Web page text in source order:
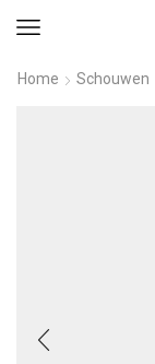
Home Schouwen